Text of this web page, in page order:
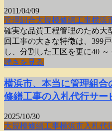
2011/04/09
管理組合大規模修繕工事横浜
確実な品質工程管理のため大
回工事の大きな特徴は、399
し、分割した工区を更に40
続きを見る
横浜市、本当に管理組
修繕工事の入札代行サー
2025/10/30
大規模修繕工事横浜市入札代